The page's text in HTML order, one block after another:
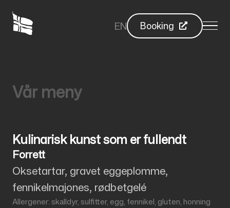
Booking
EN
Vår meny
Kulinarisk kunst som er fullendt
Forrett
Oksetartar, gravet eggeplomme,
fennikelmajones, rødbetgelé
Allergener: skalldyr, sulfitter, egg, fennikel, gluten, honning